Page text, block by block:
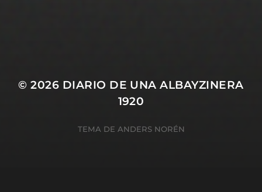
© 2026 DIARIO DE UNA ALBAYZINERA
1920
TEMA DE ANDERS NORÉN